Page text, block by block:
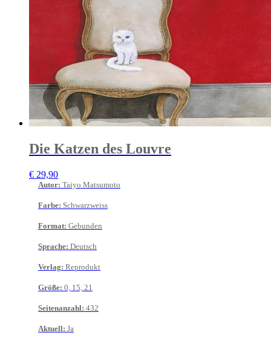
Die Katzen des Louvre
€ 29,90
Autor: Taiyo Matsumoto
Farbe: Schwarzweiss
Format: Gebunden
Sprache: Deutsch
Verlag: Reprodukt
Größe: 0, 15, 21
Seitenanzahl: 432
Aktuell: Ja